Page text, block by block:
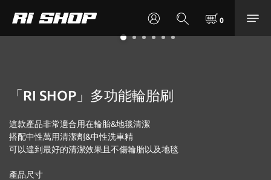
「RI SHOP」多功能輪胎刷
這款產品非常適合用在輪胎&地毯清潔
搭配中性萬用清潔劑&中性洗車精
可以達到最好的清潔效果且不傷輪胎以及地毯
產品尺寸